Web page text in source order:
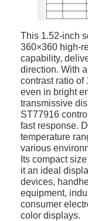
Monitor LCD
Display Tft
exhibición
This 1.52-inch
360×360 high-
capability,
direction. With
contrast ratio
even in bright
transmissive
ST77916
fast response.
temperature
various
Its compact
it an ideal
devices,
equipment,
consumer
color displays.